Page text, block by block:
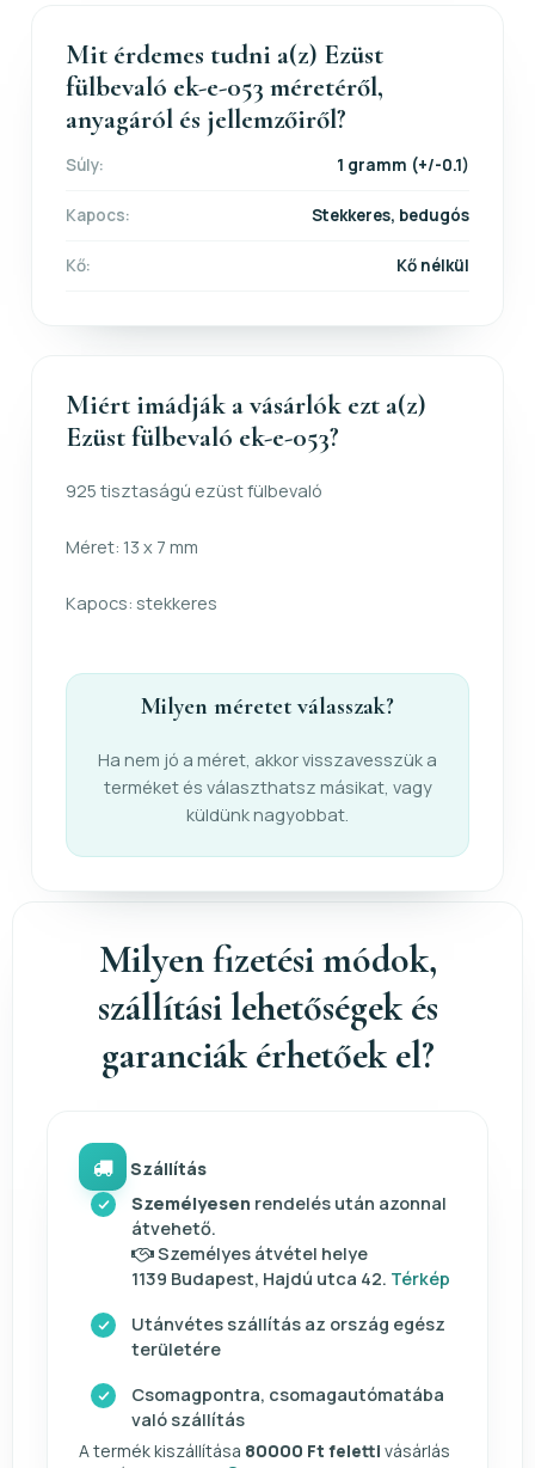
Mit érdemes tudni a(z) Ezüst
fülbevaló ek-e-053 méretéről,
anyagáról és jellemzőiről?
Súly: 1 gramm (+/-0.1)
Kapocs: Stekkeres, bedugós
Kő: Kő nélkül
Miért imádják a vásárlók ezt a(z)
Ezüst fülbevaló ek-e-053?
925 tisztaságú ezüst fülbevaló
Méret: 13 x 7 mm
Kapocs: stekkeres
Milyen méretet válasszak?
Ha nem jó a méret, akkor visszavesszük a
terméket és választhatsz másikat, vagy
küldünk nagyobbat.
Milyen fizetési módok,
szállítási lehetőségek és
garanciák érhetőek el?
Szállítás
Személyesen rendelés után azonnal
átvehető.
Személyes átvétel helye
1139 Budapest, Hajdú utca 42. Térkép
Utánvétes szállítás az ország egész
területére
Csomagpontra, csomagautómatába
való szállítás
A termék kiszállítása 80000 Ft feletti vásárlás